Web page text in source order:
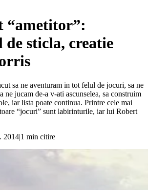
“ametitor”:
sticla, creatie
sa ne aventuram in tot felul de jocuri, sa ne
ne jucam de-a v-ati ascunselea, sa construim
iar lista poate continua. Printre cele mai
“jocuri” sunt labirinturile, iar lui Robert
2014|1 min citire